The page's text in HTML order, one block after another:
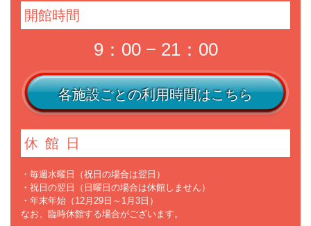
開館時間
9：00 − 21：00
各施設ごとの利用時間はこちら
休館日
・毎週水曜日（祝日の場合は翌日）
・祝日の翌日（日曜日の場合は休館しません）
・年末年始（12月29日～1月3日）
なお、臨時休館する場合がございます。